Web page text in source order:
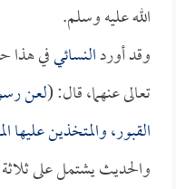
الله عليه وسلم.
وقد أوردالنسائيفي
تعالى عنهما، قال: (لعن
القبور، والمتخذين
والحديث يشتمل على